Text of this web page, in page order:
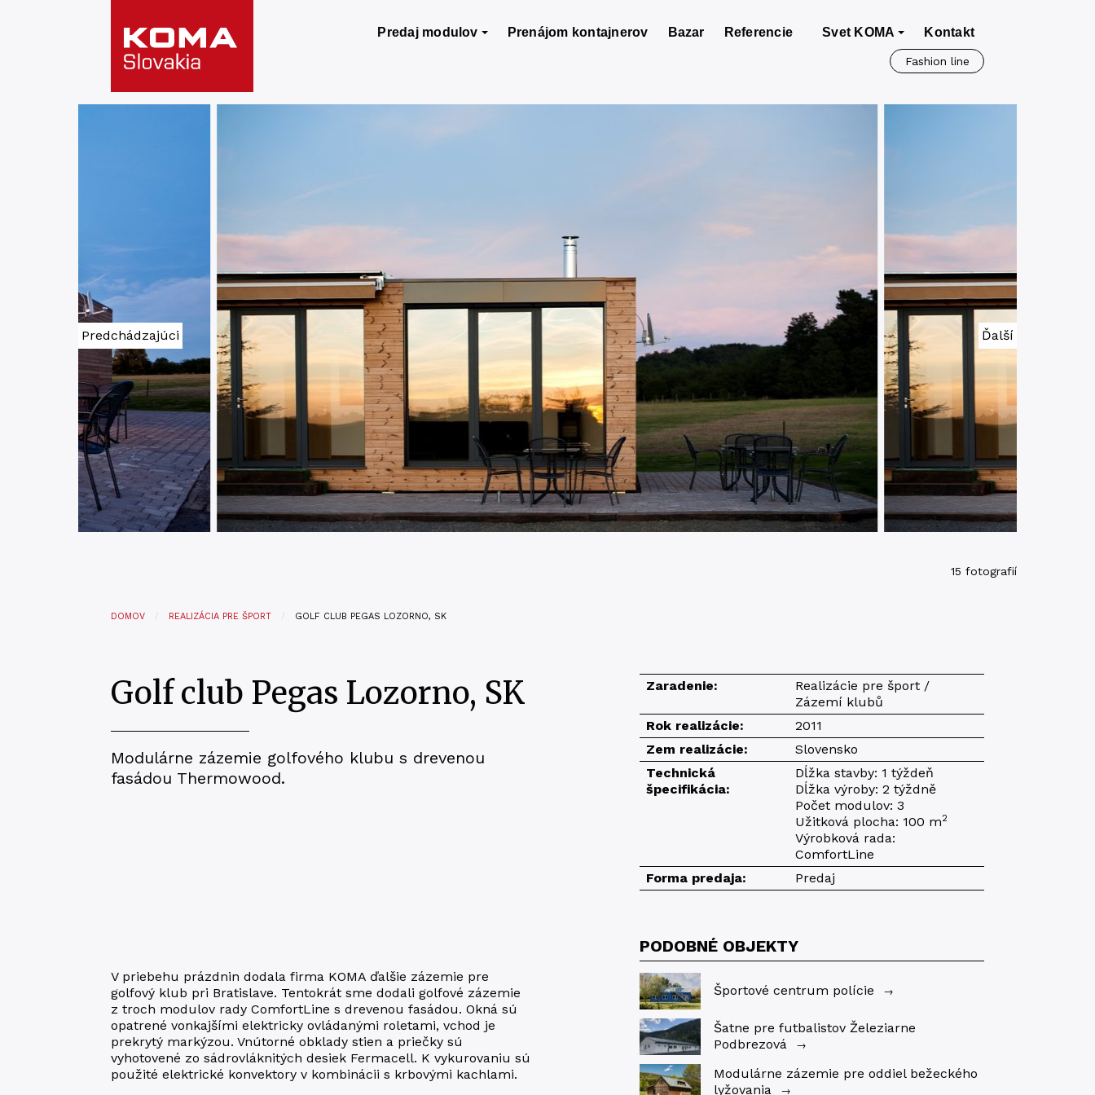
Predaj modulov Prenájom kontajnerov Bazar Referencie Svet KOMA Kontakt
Fashion line
Predchádzajúci Ďalší
15 fotografií
DOMOV REALIZÁCIA PRE ŠPORT GOLF CLUB PEGAS LOZORNO, SK
Golf club Pegas Lozorno, SK
Modulárne zázemie golfového klubu s drevenou
fasádou Thermowood.
Zaradenie:
Realizácie pre šport /
Zázemí klubů
Rok realizácie:
2011
Zem realizácie:
Slovensko
Technická
špecifikácia:
Dĺžka stavby: 1 týždeň
Dĺžka výroby: 2 týždně
Počet modulov: 3
Užitková plocha: 100 m2
Výrobková rada:
ComfortLine
Forma predaja:
Predaj
V priebehu prázdnin dodala firma KOMA ďalšie zázemie pre
golfový klub pri Bratislave. Tentokrát sme dodali golfové zázemie
z troch modulov rady ComfortLine s drevenou fasádou. Okná sú
opatrené vonkajšími elektricky ovládanými roletami, vchod je
prekrytý markýzou. Vnútorné obklady stien a priečky sú
vyhotovené zo sádrovláknitých desiek Fermacell. K vykurovaniu sú
použité elektrické konvektory v kombinácii s krbovými kachlami.
PODOBNÉ OBJEKTY
Športové centrum polície →
Šatne pre futbalistov Železiarne
Podbrezová
→
Modulárne zázemie pre oddiel bežeckého
lyžovania
→